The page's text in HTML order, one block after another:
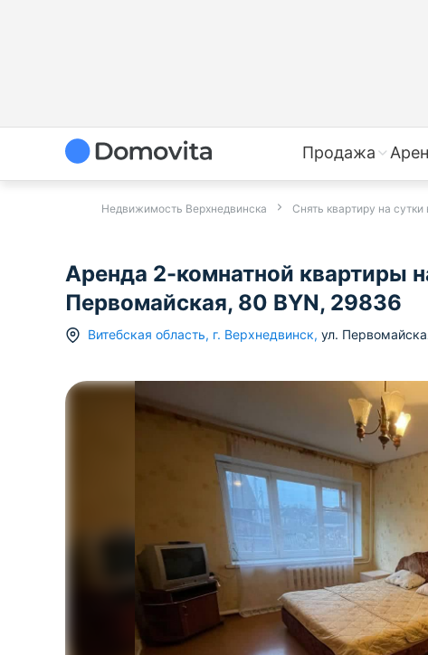
Продажа
Недвижимость Верхнедвинска Снять квартиру на
Аренда 2-комнатной квартиры
Первомайская, 80 BYN, 29836
Витебская область, г. Верхнедвинск, ул.